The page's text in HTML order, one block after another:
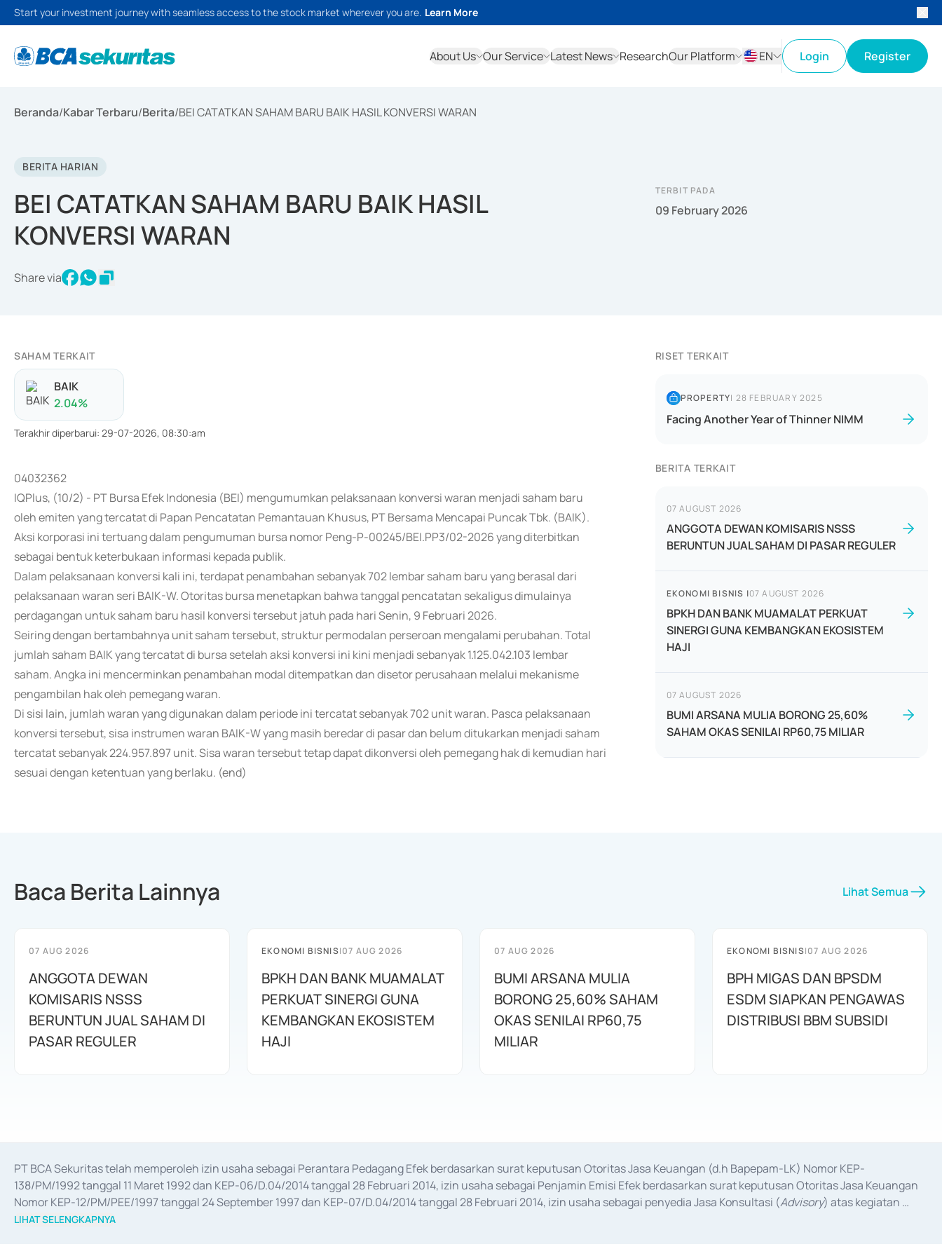
Start your investment journey with seamless access to the stock market wherever you are. Learn More
About Us Our Service Latest News ResearchOur Platform
EN
Login Register
Beranda/Kabar Terbaru/Berita/BEI CATATKAN SAHAM BARU BAIK HASIL KONVERSI WARAN
BERITA HARIAN
BEI CATATKAN SAHAM BARU BAIK HASIL
KONVERSI WARAN
Share via
TERBIT PADA
09 February 2026
SAHAM TERKAIT
BAIK
2.04%
Terakhir diperbarui: 29-07-2026, 08:30:am
04032362
IQPlus, (10/2) - PT Bursa Efek Indonesia (BEI) mengumumkan pelaksanaan konversi waran menjadi saham baru
oleh emiten yang tercatat di Papan Pencatatan Pemantauan Khusus, PT Bersama Mencapai Puncak Tbk. (BAIK).
Aksi korporasi ini tertuang dalam pengumuman bursa nomor Peng-P-00245/BEI.PP3/02-2026 yang diterbitkan
sebagai bentuk keterbukaan informasi kepada publik.
Dalam pelaksanaan konversi kali ini, terdapat penambahan sebanyak 702 lembar saham baru yang berasal dari
pelaksanaan waran seri BAIK-W. Otoritas bursa menetapkan bahwa tanggal pencatatan sekaligus dimulainya
perdagangan untuk saham baru hasil konversi tersebut jatuh pada hari Senin, 9 Februari 2026.
Seiring dengan bertambahnya unit saham tersebut, struktur permodalan perseroan mengalami perubahan. Total
jumlah saham BAIK yang tercatat di bursa setelah aksi konversi ini kini menjadi sebanyak 1.125.042.103 lembar
saham. Angka ini mencerminkan penambahan modal ditempatkan dan disetor perusahaan melalui mekanisme
pengambilan hak oleh pemegang waran.
Di sisi lain, jumlah waran yang digunakan dalam periode ini tercatat sebanyak 702 unit waran. Pasca pelaksanaan
konversi tersebut, sisa instrumen waran BAIK-W yang masih beredar di pasar dan belum ditukarkan menjadi saham
tercatat sebanyak 224.957.897 unit. Sisa waran tersebut tetap dapat dikonversi oleh pemegang hak di kemudian hari
sesuai dengan ketentuan yang berlaku. (end)
RISET TERKAIT
PROPERTY| 28 FEBRUARY 2025
Facing Another Year of Thinner NIMM
BERITA TERKAIT
07 AUGUST 2026
ANGGOTA DEWAN KOMISARIS NSSS
BERUNTUN JUAL SAHAM DI PASAR REGULER
EKONOMI BISNIS |07 AUGUST 2026
BPKH DAN BANK MUAMALAT PERKUAT
SINERGI GUNA KEMBANGKAN EKOSISTEM
HAJI
07 AUGUST 2026
BUMI ARSANA MULIA BORONG 25,60%
SAHAM OKAS SENILAI RP60,75 MILIAR
Baca Berita Lainnya Lihat Semua
07 AUG 2026
ANGGOTA DEWAN
KOMISARIS NSSS
BERUNTUN JUAL SAHAM DI
PASAR REGULER
EKONOMI BISNIS|07 AUG 2026
BPKH DAN BANK MUAMALAT
PERKUAT SINERGI GUNA
KEMBANGKAN EKOSISTEM
HAJI
07 AUG 2026
BUMI ARSANA MULIA
BORONG 25,60% SAHAM
OKAS SENILAI RP60,75
MILIAR
EKONOMI BISNIS|07 AUG 2026
BPH MIGAS DAN BPSDM
ESDM SIAPKAN PENGAWAS
DISTRIBUSI BBM SUBSIDI
PT BCA Sekuritas telah memperoleh izin usaha sebagai Perantara Pedagang Efek berdasarkan surat keputusan Otoritas Jasa Keuangan (d.h Bapepam-LK) Nomor KEP-
138/PM/1992 tanggal 11 Maret 1992 dan KEP-06/D.04/2014 tanggal 28 Februari 2014, izin usaha sebagai Penjamin Emisi Efek berdasarkan surat keputusan Otoritas Jasa Keuangan
Nomor KEP-12/PM/PEE/1997 tanggal 24 September 1997 dan KEP-07/D.04/2014 tanggal 28 Februari 2014, izin usaha sebagai penyedia Jasa Konsultasi (Advisory) atas kegiatan
merger, akuisisi, divestasi, dan
LIHAT SELENGKAPNYA